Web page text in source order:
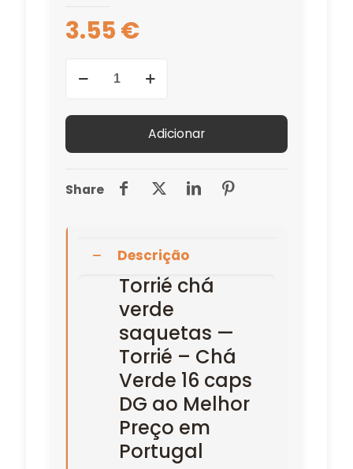
3.55€
Quantidade
Torrié
Chá
caps
Adicionar
Share
Descrição
Torrié chá
verde
saquetas —
Torrié – Chá
Verde 16 caps
DG ao Melhor
Preço em
Portugal